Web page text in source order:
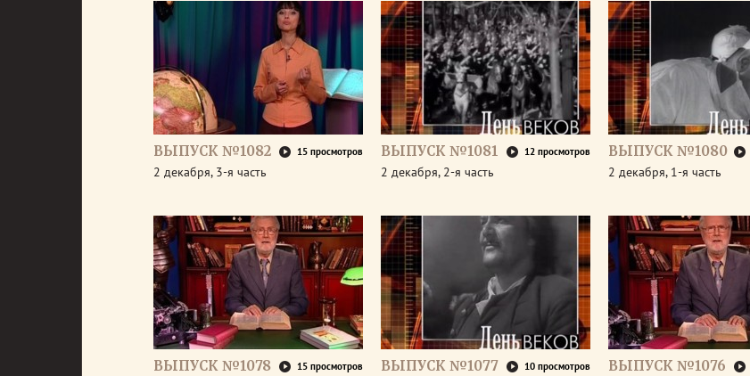
ВЫПУСК №1082 15 просмотров
2 декабря, 3-я часть
ВЫПУСК №1081 12 просмотров
2 декабря, 2-я часть
ВЫПУСК №1080
2 декабря, 1-я часть
ВЫПУСК №1078 15 просмотров ВЫПУСК №1077 10 просмотров ВЫПУСК №1076